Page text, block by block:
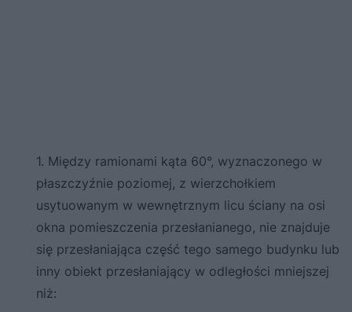
1. Między ramionami kąta 60°, wyznaczonego w
płaszczyźnie poziomej, z wierzchołkiem
usytuowanym w wewnętrznym licu ściany na osi
okna pomieszczenia przesłanianego, nie znajduje
się przesłaniająca część tego samego budynku lub
inny obiekt przesłaniający w odległości mniejszej
niż: